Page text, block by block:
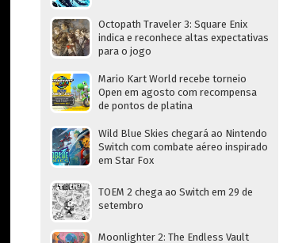
Octopath Traveler 3: Square Enix
indica e reconhece altas expectativas
para o jogo
Mario Kart World recebe torneio
Open em agosto com recompensa
de pontos de platina
Wild Blue Skies chegará ao Nintendo
Switch com combate aéreo inspirado
em Star Fox
TOEM 2 chega ao Switch em 29 de
setembro
Moonlighter 2: The Endless Vault